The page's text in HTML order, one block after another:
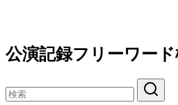
公演記録フリーワー